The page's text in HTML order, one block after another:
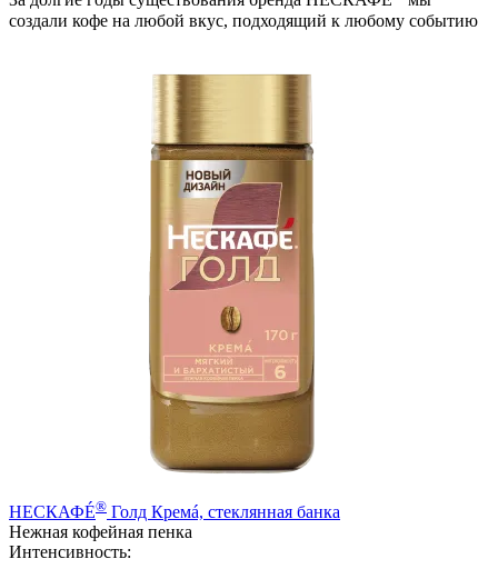
создали кофе на любой вкус, подходящий к любому событию
НЕСКАФÉ® Голд Кремá, стеклянная банка
Нежная кофейная пенка
Интенсивность: